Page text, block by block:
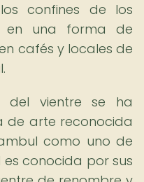
confines de los
en una forma de
cafés y locales de
vientre se ha
de arte reconocida
como uno de
es conocida por sus